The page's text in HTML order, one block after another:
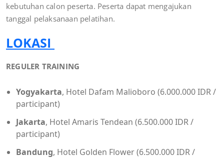
kebutuhan calon peserta. Peserta dapat mengajukan
tanggal pelaksanaan pelatihan.
LOKASI
REGULER TRAINING
Yogyakarta, Hotel Dafam Malioboro (6.000.000 IDR /
participant)
Jakarta, Hotel Amaris Tendean (6.500.000 IDR /
participant)
Bandung, Hotel Golden Flower (6.500.000 IDR /